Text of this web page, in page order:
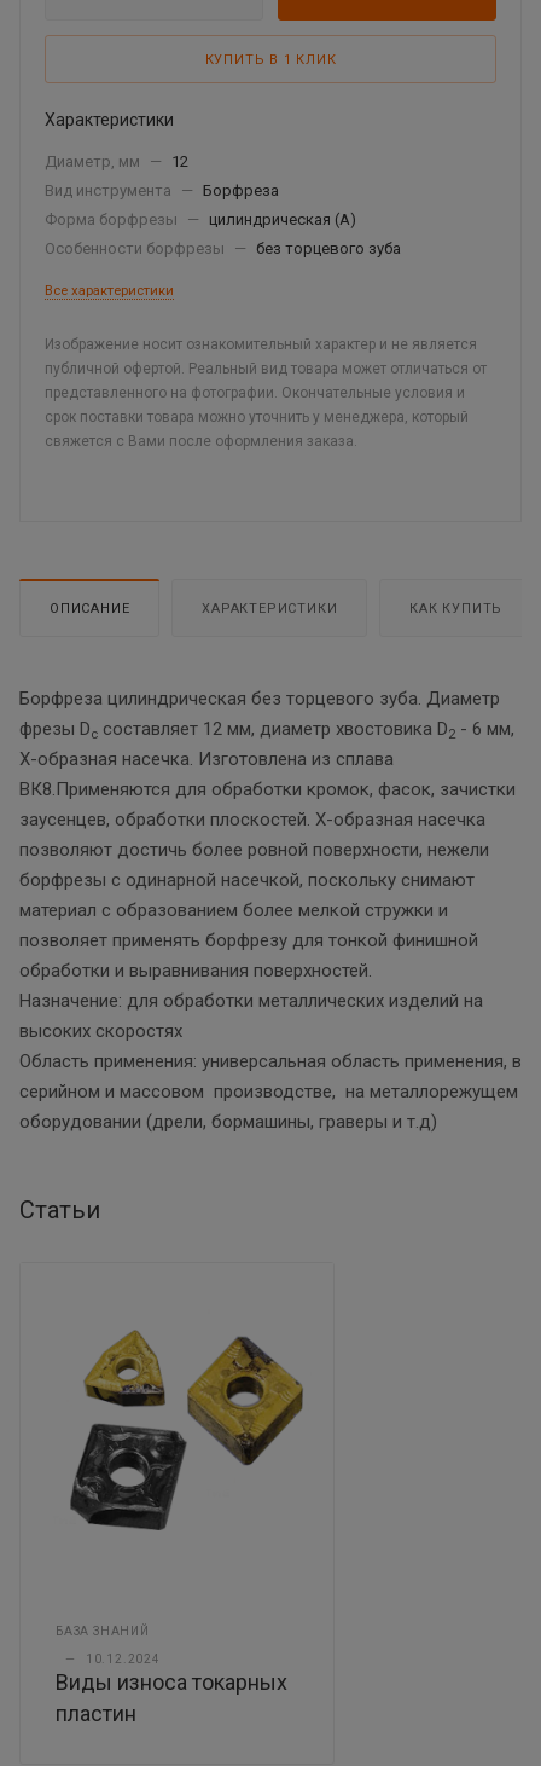
КУПИТЬ В 1 КЛИК
Характеристики
Диаметр, мм —
12
Вид инструмента
— Борфреза
Форма борфрезы
—
цилиндрическая (A)
Особенности борфрезы
— без торцевого зуба
Все характеристики
Изображение носит ознакомительный характер и не является
публичной офертой. Реальный вид товара может отличаться от
представленного на фотографии. Окончательные условия и
срок поставки товара можно уточнить у менеджера, который
свяжется с Вами после оформления заказа.
ОПИСАНИЕ ХАРАКТЕРИСТИКИ КАК КУПИТЬ
Борфреза цилиндрическая без торцевого зуба. Диаметр
фрезы Dc составляет 12 мм, диаметр хвостовика D2 - 6 мм,
Х-образная насечка. Изготовлена из сплава
ВК8.Применяются для обработки кромок, фасок, зачистки
заусенцев, обработки плоскостей. Х-образная насечка
позволяют достичь более ровной поверхности, нежели
борфрезы с одинарной насечкой, поскольку снимают
материал с образованием более мелкой стружки и
позволяет применять борфрезу для тонкой финишной
обработки и выравнивания поверхностей.
Назначение: для обработки металлических изделий на
высоких скоростях
Область применения: универсальная область применения, в
серийном и массовом производстве, на металлорежущем
оборудовании (дрели, бормашины, граверы и т.д)
Статьи
БАЗА ЗНАНИЙ
— 10.12.2024
Виды износа токарных
пластин